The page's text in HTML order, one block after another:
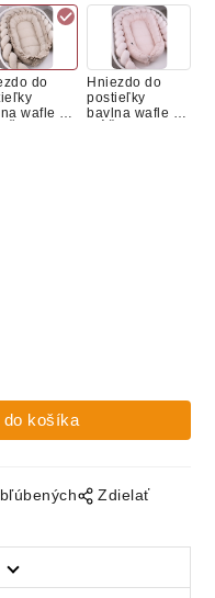
do
wafle -
Hniezdo do
postieľky
bavlna wafle -
Zdielať